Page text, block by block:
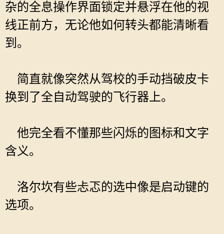
杂的全息操作界面锁定并悬浮在他的视
线正前方，无论他如何转头都能清晰看
到。
简直就像突然从驾校的手动挡破皮卡
换到了全自动驾驶的飞行器上。
他完全看不懂那些闪烁的图标和文字
含义。
洛尔坎有些忐忑的选中像是启动键的
选项。